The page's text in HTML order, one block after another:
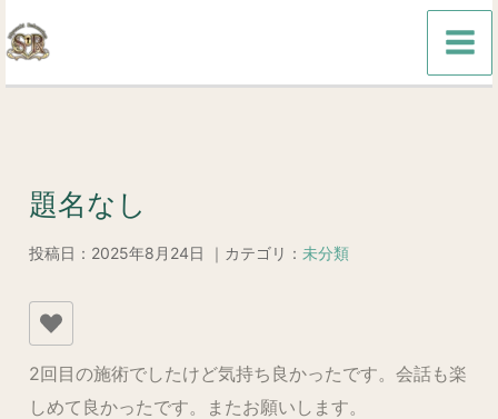
容
を
題名なし
投稿日：2025年8月24日 ｜カテゴリ： 未分類
2回目の施術でしたけど気持ち良かったです。会話も楽
しめて良かったです。またお願いします。